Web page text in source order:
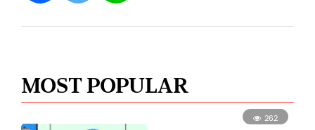
MOST POPULAR
262